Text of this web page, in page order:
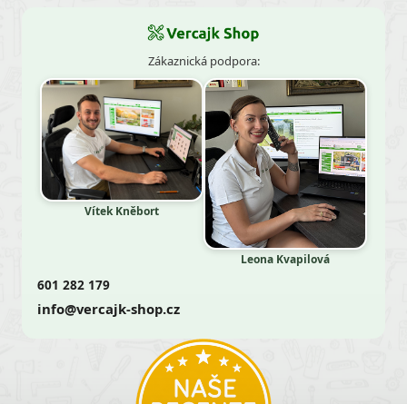
Zákaznická podpora:
Vítek Kněbort
Leona Kvapilová
601 282 179
info@vercajk-shop.cz